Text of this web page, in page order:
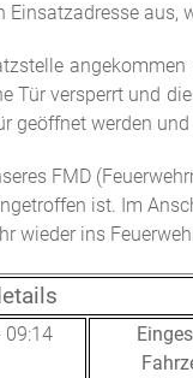
Einsatzadresse aus,
Tür versperrt und
geöffnet werden
FMD
ist. Im
wieder ins
09:14